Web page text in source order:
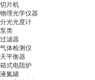
切片机
物理光学仪器
分光光度计
泵类
过滤器
气体检测仪
天平衡器
箱式电阻炉
液氮罐